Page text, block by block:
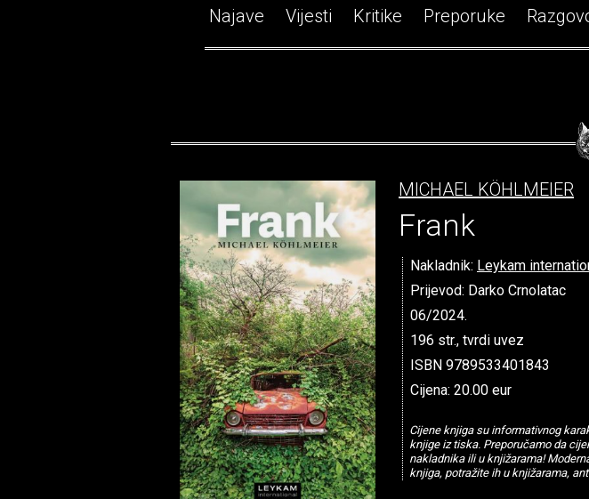
Najave Vijesti Kritike Preporuke
MICHAEL KÖHLMEIER
Frank
Nakladnik: Leykam
Prijevod: Darko Crnolatac
06/2024.
196 str., tvrdi uvez
ISBN 9789533401843
Cijena: 20.00 eur
Cijene knjiga su informativnog
knjige iz tiska. Preporučamo da
nakladnika ili u knjižarama!
knjiga, potražite ih u knjižarama,